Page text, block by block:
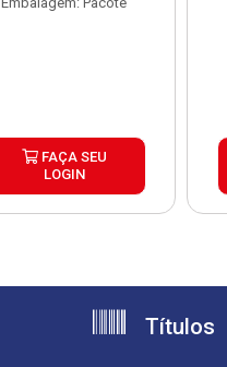
FAÇA SEU
LOGIN
Títulos